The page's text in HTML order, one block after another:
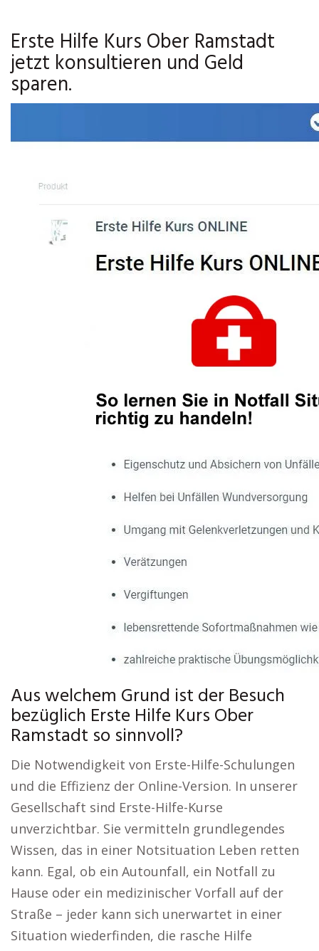
Erste Hilfe Kurs Ober Ramstadt
jetzt konsultieren und Geld
sparen.
Aus welchem Grund ist der Besuch
bezüglich Erste Hilfe Kurs Ober
Ramstadt so sinnvoll?
Die Notwendigkeit von Erste-Hilfe-Schulungen
und die Effizienz der Online-Version. In unserer
Gesellschaft sind Erste-Hilfe-Kurse
unverzichtbar. Sie vermitteln grundlegendes
Wissen, das in einer Notsituation Leben retten
kann. Egal, ob ein Autounfall, ein Notfall zu
Hause oder ein medizinischer Vorfall auf der
Straße – jeder kann sich unerwartet in einer
Situation wiederfinden, die rasche Hilfe